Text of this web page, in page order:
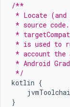
/**
* Locate (and
* source
*
* is used to
* account the
* Android
*/
kotlin {
}